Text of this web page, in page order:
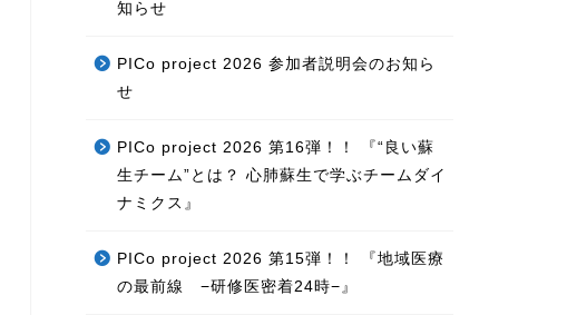
知らせ
PICo project 2026 参加者説明会のお知ら
せ
PICo project 2026 第16弾！！ 『“良い蘇
生チーム”とは？ 心肺蘇生で学ぶチームダイ
ナミクス』
PICo project 2026 第15弾！！ 『地域医療
の最前線 −研修医密着24時−』